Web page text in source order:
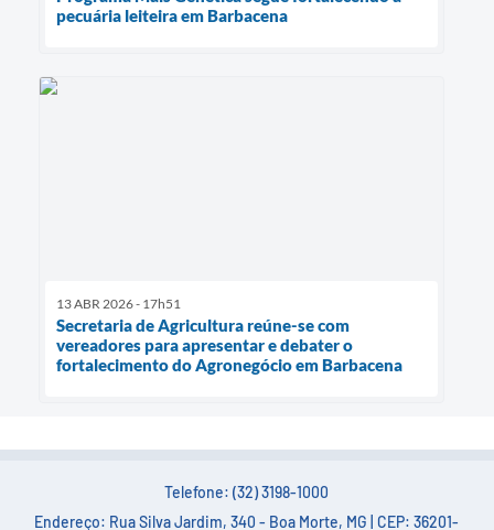
pecuária leiteira em Barbacena
13 ABR 2026 - 17h51
Secretaria de Agricultura reúne-se com
vereadores para apresentar e debater o
fortalecimento do Agronegócio em Barbacena
Telefone: (32) 3198-1000
Endereço: Rua Silva Jardim, 340 - Boa Morte, MG | CEP: 36201-